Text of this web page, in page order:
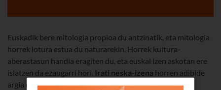
Euskadik bere mitologia propioa du antzinatik, eta mitologia
horrek lotura estua du naturarekin. Horrek kultura-
aberastasun handia eragiten du, eta euskal izen askotan ere
islatzen da ezaugarri hori. Irati neska-izena horren adibide
argia dugu.